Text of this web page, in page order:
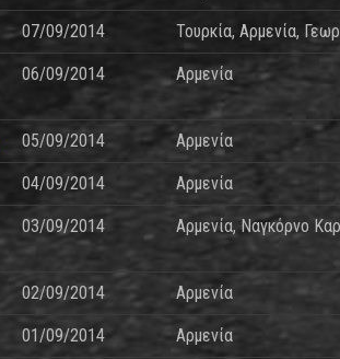
07/09/2014 Τουρκία, Αρμενία,
06/09/2014 Αρμενία
05/09/2014 Αρμενία
04/09/2014 Αρμενία
03/09/2014 Αρμενία, Ναγκόρνο
02/09/2014 Αρμενία
01/09/2014 Αρμενία